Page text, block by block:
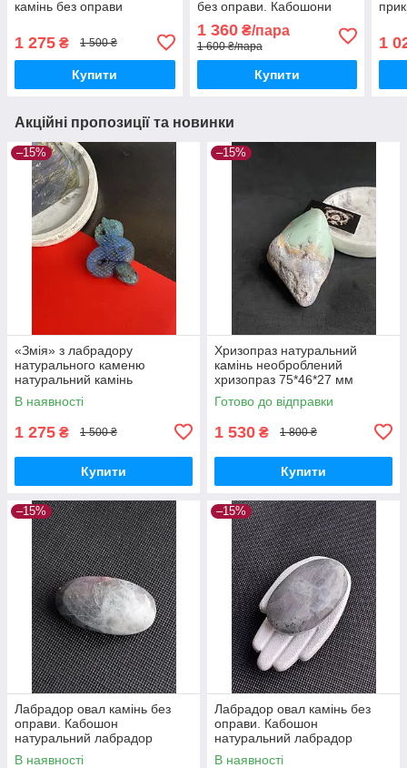
камінь без оправи
1 275 ₴ 1 500 ₴
Купити
без оправи. Кабошони
Індія.
1 360₴/пара
1 600 ₴/пара
Купити
1
Акційні пропозиції та новинки
–15%
«Змія» з лабрадору
натурального каменю
натуральний камінь
лабрадор фігурка змія
лабрадор без оправи.Індія
В наявності
1 275 ₴ 1 500 ₴
Купити
–15%
Хризопраз натуральний
камінь необроблений
хризопраз 75*46*27 мм
Готово до відправки
1 530 ₴ 1 800 ₴
Купити
–15%
Лабрадор овал камінь без
оправи. Кабошон
натуральний лабрадор
58*31*20 мм. Індія.
В наявності
–15%
Лабрадор овал камінь без
оправи. Кабошон
натуральний лабрадор
62*38*22 мм. Індія.
В наявності